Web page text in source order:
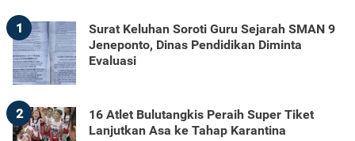
1
Surat Keluhan Soroti Guru Sejarah SMAN 9
Jeneponto, Dinas Pendidikan Diminta
Evaluasi
2
16 Atlet Bulutangkis Peraih Super Tiket
Lanjutkan Asa ke Tahap Karantina